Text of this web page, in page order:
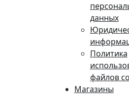
данных
Политика
файлов
Магазины